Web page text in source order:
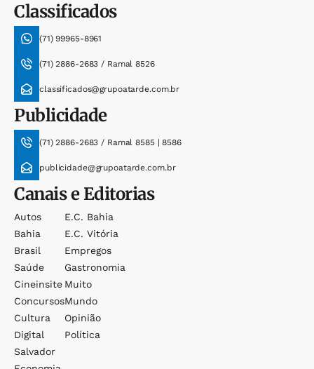
Classificados
(71) 99965-8961
(71) 2886-2683 / Ramal 8526
classificados@grupoatarde.com.br
Publicidade
(71) 2886-2683 / Ramal 8585 | 8586
publicidade@grupoatarde.com.br
Canais e Editorias
Autos
Bahia
Brasil
Saúde
Cineinsite
Concursos
Cultura
Digital
Salvador
E.c. Bahia
E.c. Vitória
Empregos
Gastronomia
Muito
Mundo
Opinião
Política